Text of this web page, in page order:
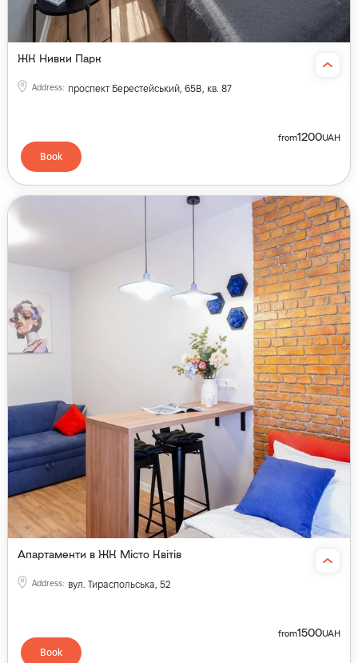
ЖК Нивки Парк
Address: проспект Берестейський, 65В, кв. 87
from1200UAH
Book
Апартаменти в ЖК Місто Квітів
Address: вул. Тираспольська, 52
from1500UAH
Book